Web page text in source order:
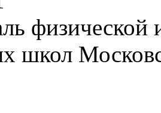
физической
школ